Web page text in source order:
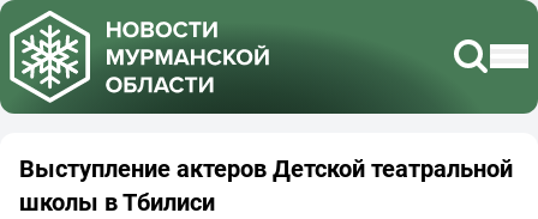
Выступление актеров Детской театральной
школы в Тбилиси